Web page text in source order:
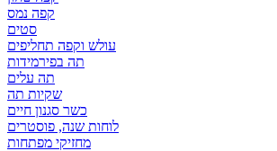
קפה נמס
סטים
עולש וקפה תחליפים
תה בפירמידות
תה עלים
שקיות תה
כשר סגנון חיים
לוחות שנה, פוסטרים
מחזיקי מפתחות